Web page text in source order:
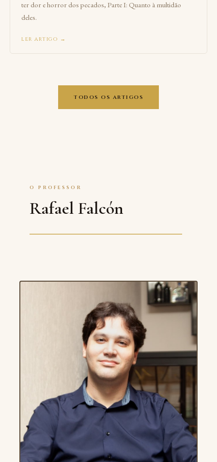
ter dor e horror dos pecados, Parte I: Quanto à multidão
deles.
ler artigo →
todos os artigos
o professor
Rafael Falcón